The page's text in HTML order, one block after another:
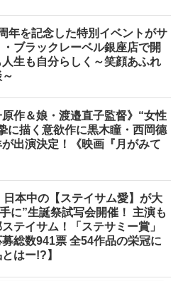
年を記念した特別イベントがサ
ブラックレーベル銀座店で開
生も自分らしく～笑顔あふれ
原作＆娘・渡邉直子監督》“女性
に描く意欲作に黒木瞳・西岡德
出演決定！《映画『月がみて
日本中の【ステイサム愛】が大
に”生誕祭試写会開催！ 主演も
テイサム！「ステサミー賞」
総数941票 全54作品の栄冠に
はー!?】